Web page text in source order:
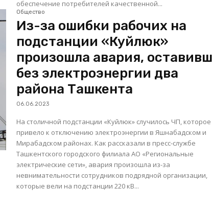
обеспечение потребителей качественной...
Общество
Из-за ошибки рабочих на
подстанции «Куйлюк»
произошла авария,
без электроэнергии два
района Ташкента
06.06.2023
На столичной подстанции «Куйлюк» случилось ЧП, которое
привело к отключению электроэнергии в Яшнабадском и
Мирабадском районах. Как рассказали в пресс-службе
Ташкентского городского филиала АО «Региональные
электрические сети», авария произошла из-за
невнимательности сотрудников подрядной организации,
которые вели на подстанции 220 кВ...